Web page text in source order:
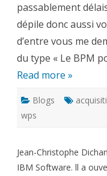
passablement
dépile donc aussi
d’entre vous me
du type « Le BPM
Read more »
Blogs
wps
Jean-Christophe
IBM Software. ll a